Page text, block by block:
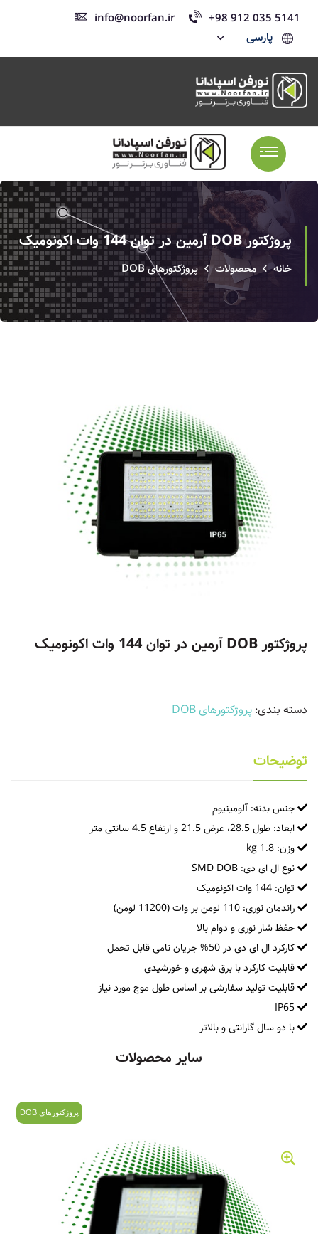
+98 912 035 5141
info@noorfan.ir
پارسی
پروژکتور DOB آرمین در توان 144 وات اکونومیک
خانه محصولات پروژکتورهای DOB
پروژکتور DOB آرمین در توان 144 وات اکونومیک
دسته بندی: پروژکتورهای DOB
توضیحات
جنس بدنه: آلومینیوم
ابعاد: طول 28.5، عرض 21.5 و ارتفاع 4.5 سانتی متر
وزن: 1.8 kg
نوع ال ای دی: SMD DOB
توان: 144 وات اکونومیک
راندمان نوری: 110 لومن بر وات (11200 لومن)
حفظ شار نوری و دوام بالا
کارکرد ال ای دی در 50% جریان نامی قابل تحمل
قابلیت کارکرد با برق شهری و خورشیدی
قابلیت تولید سفارشی بر اساس طول موج مورد نیاز
با دو سال گارانتی و بالاتر
سایر محصولات
پروژکتورهای DOB